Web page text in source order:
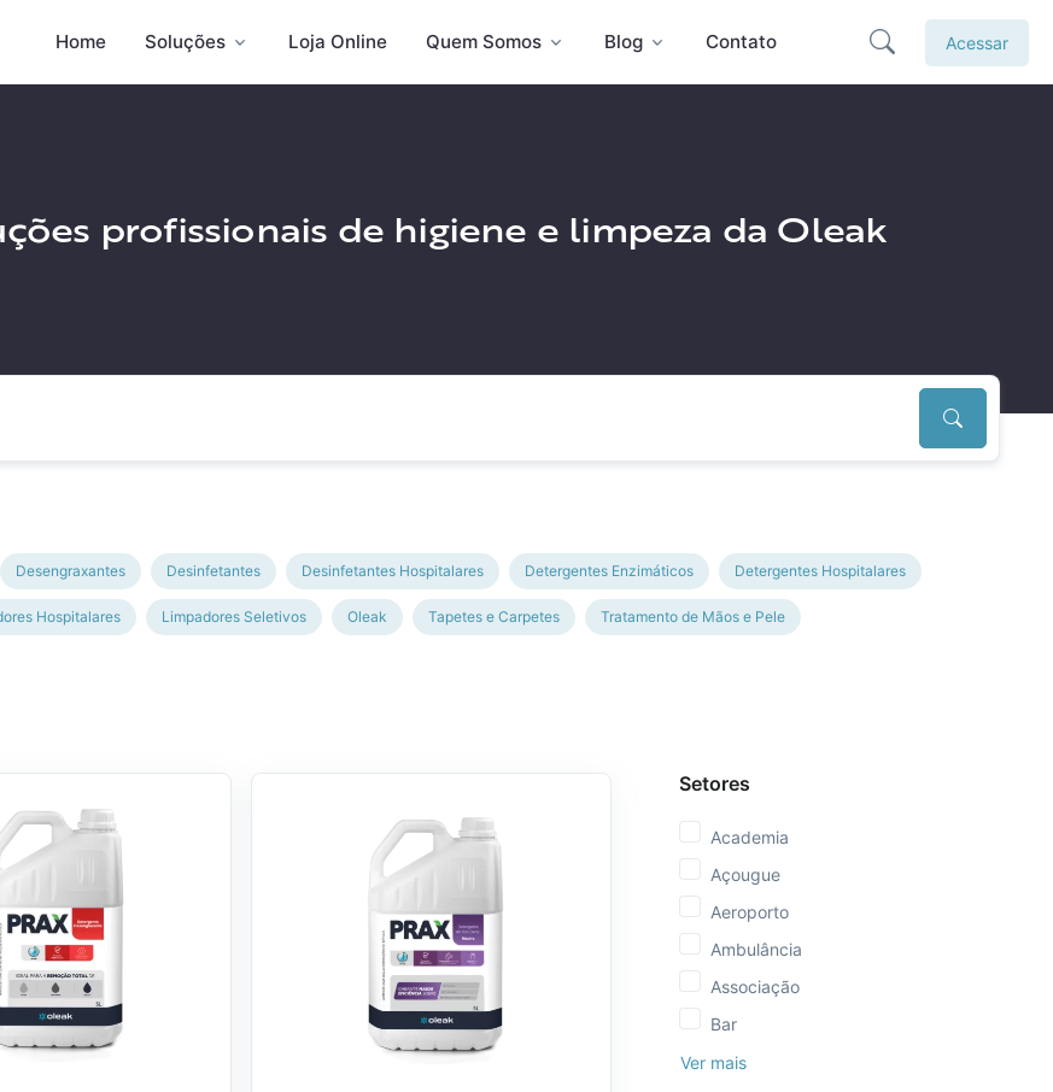
Home Soluções Loja Online Quem Somos Blog Contato Acessar
profissionais de higiene e limpeza da Oleak
Desengraxantes Desinfetantes Desinfetantes Hospitalares Detergentes Enzimáticos Detergentes Hospitalares
Hospitalares Limpadores Seletivos Oleak Tapetes e Carpetes Tratamento de Mãos e Pele
Setores
Academia
Açougue
Aeroporto
Ambulância
Associação
Bar
Ver mais